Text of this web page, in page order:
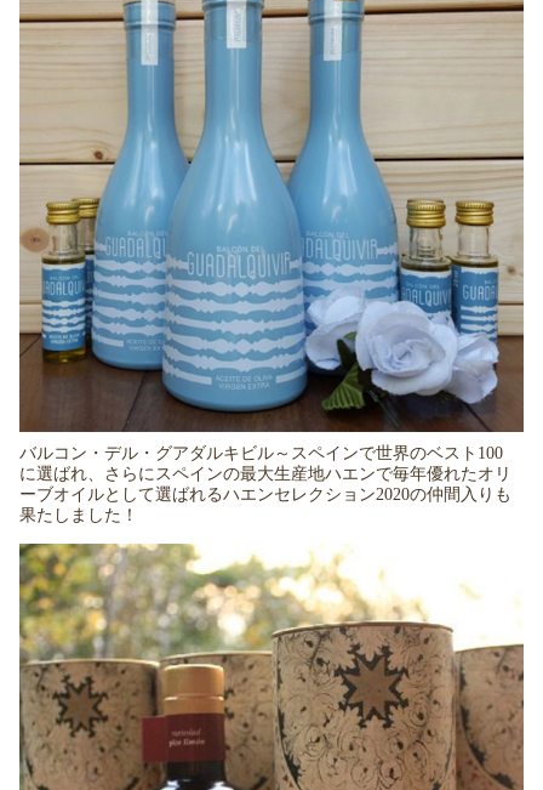
バルコン・デル・グアダルキビル～スペインで世界のベスト100
に選ばれ、さらにスペインの最大生産地ハエンで毎年優れたオリ
ーブオイルとして選ばれるハエンセレクション2020の仲間入りも
果たしました！